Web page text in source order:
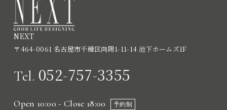
NEXT
〒464-0061 名古屋市千種区向陽1-11-14 池下ホームズ1F
Tel. 052-757-3355
Open 10:00 - Close 18:00 予約制